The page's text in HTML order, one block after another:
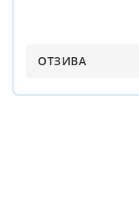
ОТЗИВА